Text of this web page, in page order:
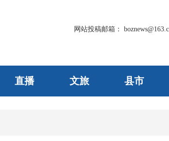
网站投稿邮箱：
直播 文旅 县市